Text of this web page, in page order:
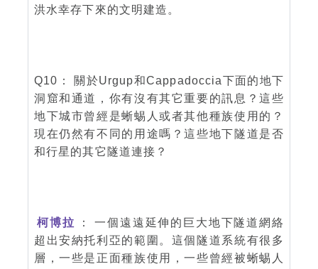
洪水幸存下來的文明建造。
Q10： 關於Urgup和Cappadoccia下面的地下
洞窟和通道，你有沒有其它重要的訊息？這些
地下城市曾經是蜥蜴人或者其他種族使用的？
現在仍然有不同的用途嗎？這些地下隧道是否
和行星的其它隧道連接？
柯博拉
： 一個遠遠延伸的巨大地下隧道網絡
超出安納托利亞的範圍。這個隧道系統有很多
層，一些是正面種族使用，一些曾經被蜥蜴人